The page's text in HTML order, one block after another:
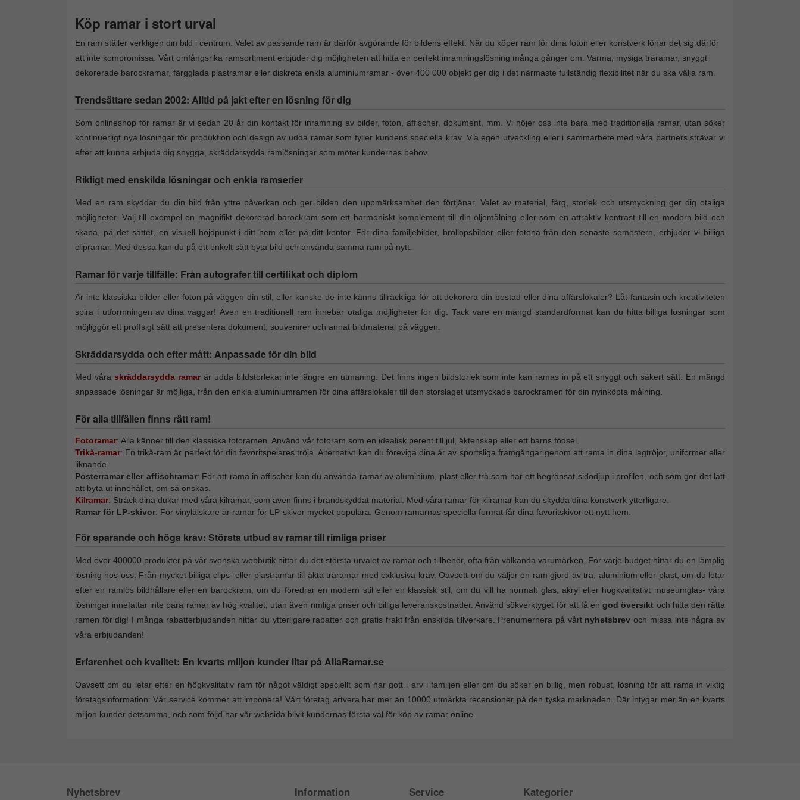
Köp ramar i stort urval
En ram ställer verkligen din bild i centrum. Valet av passande ram är därför avgörande för bildens effekt. När du köper ram för dina foton eller konstverk lönar det sig därför
att inte kompromissa. Vårt omfångsrika ramsortiment erbjuder dig möjligheten att hitta en perfekt inramningslösning många gånger om. Varma, mysiga träramar, snyggt
dekorerade barockramar, färgglada plastramar eller diskreta enkla aluminiumramar - över 400 000 objekt ger dig i det närmaste fullständig flexibilitet när du ska välja ram.
Trendsättare sedan 2002: Alltid på jakt efter en lösning för dig
Som onlineshop för ramar är vi sedan 20 år din kontakt för inramning av bilder, foton, affischer, dokument, mm. Vi nöjer oss inte bara med traditionella ramar, utan söker
kontinuerligt nya lösningar för produktion och design av udda ramar som fyller kundens speciella krav. Via egen utveckling eller i sammarbete med våra partners strävar vi
efter att kunna erbjuda dig snygga, skräddarsydda ramlösningar som möter kundernas behov.
Rikligt med enskilda lösningar och enkla ramserier
Med en ram skyddar du din bild från yttre påverkan och ger bilden den uppmärksamhet den förtjänar. Valet av material, färg, storlek och utsmyckning ger dig otaliga
möjligheter. Välj till exempel en magnifikt dekorerad barockram som ett harmoniskt komplement till din oljemålning eller som en attraktiv kontrast till en modern bild och
skapa, på det sättet, en visuell höjdpunkt i ditt hem eller på ditt kontor. För dina familjebilder, bröllopsbilder eller fotona från den senaste semestern, erbjuder vi billiga
clipramar. Med dessa kan du på ett enkelt sätt byta bild och använda samma ram på nytt.
Ramar för varje tillfälle: Från autografer till certifikat och diplom
Är inte klassiska bilder eller foton på väggen din stil, eller kanske de inte känns tillräckliga för att dekorera din bostad eller dina affärslokaler? Låt fantasin och kreativiteten
spira i utformningen av dina väggar! Även en traditionell ram innebär otaliga möjligheter för dig: Tack vare en mängd standardformat kan du hitta billiga lösningar som
möjliggör ett proffsigt sätt att presentera dokument, souvenirer och annat bildmaterial på väggen.
Skräddarsydda och efter mått: Anpassade för din bild
Med våra skräddarsydda ramar är udda bildstorlekar inte längre en utmaning. Det finns ingen bildstorlek som inte kan ramas in på ett snyggt och säkert sätt. En mängd
anpassade lösningar är möjliga, från den enkla aluminiumramen för dina affärslokaler till den storslaget utsmyckade barockramen för din nyinköpta målning.
För alla tillfällen finns rätt ram!
Fotoramar: Alla känner till den klassiska fotoramen. Använd vår fotoram som en idealisk perent till jul, äktenskap eller ett barns födsel.
Trikå-ramar: En trikå-ram är perfekt för din favoritspelares tröja. Alternativt kan du föreviga dina år av sportsliga framgångar genom att rama in dina lagtröjor, uniformer eller
liknande.
Posterramar eller affischramar: För att rama in affischer kan du använda ramar av aluminium, plast eller trä som har ett begränsat sidodjup i profilen, och som gör det lätt
att byta ut innehållet, om så önskas.
Kilramar: Sträck dina dukar med våra kilramar, som även finns i brandskyddat material. Med våra ramar för kilramar kan du skydda dina konstverk ytterligare.
Ramar för LP-skivor: För vinylälskare är ramar för LP-skivor mycket populära. Genom ramarnas speciella format får dina favoritskivor ett nytt hem.
För sparande och höga krav: Största utbud av ramar till rimliga priser
Med över 400000 produkter på vår svenska webbutik hittar du det största urvalet av ramar och tillbehör, ofta från välkända varumärken. För varje budget hittar du en lämplig
lösning hos oss: Från mycket billiga clips- eller plastramar till äkta träramar med exklusiva krav. Oavsett om du väljer en ram gjord av trä, aluminium eller plast, om du letar
efter en ramlös bildhållare eller en barockram, om du föredrar en modern stil eller en klassisk stil, om du vill ha normalt glas, akryl eller högkvalitativt museumglas- våra
lösningar innefattar inte bara ramar av hög kvalitet, utan även rimliga priser och billiga leveranskostnader. Använd sökverktyget för att få engod översikt och hitta den rätta
ramen för dig! I många rabatterbjudanden hittar du ytterligare rabatter och gratis frakt från enskilda tillverkare. Prenumernera på vårt nyhetsbrev och missa inte några av
våra erbjudanden!
Erfarenhet och kvalitet: En kvarts miljon kunder litar på AllaRamar.se
Oavsett om du letar efter en högkvalitativ ram för något väldigt speciellt som har gott i arv i familjen eller om du söker en billig, men robust, lösning för att rama in viktig
företagsinformation: Vår service kommer att imponera! Vårt företag artvera har mer än 10000 utmärkta recensioner på den tyska marknaden. Där intygar mer än en kvarts
miljon kunder detsamma, och som följd har vår websida blivit kundernas första val för köp av ramar online.
Nyhetsbrev Information Service Kategorier